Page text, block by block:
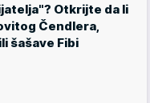
Otkrijte da li
Čendlera,
šašave Fibi